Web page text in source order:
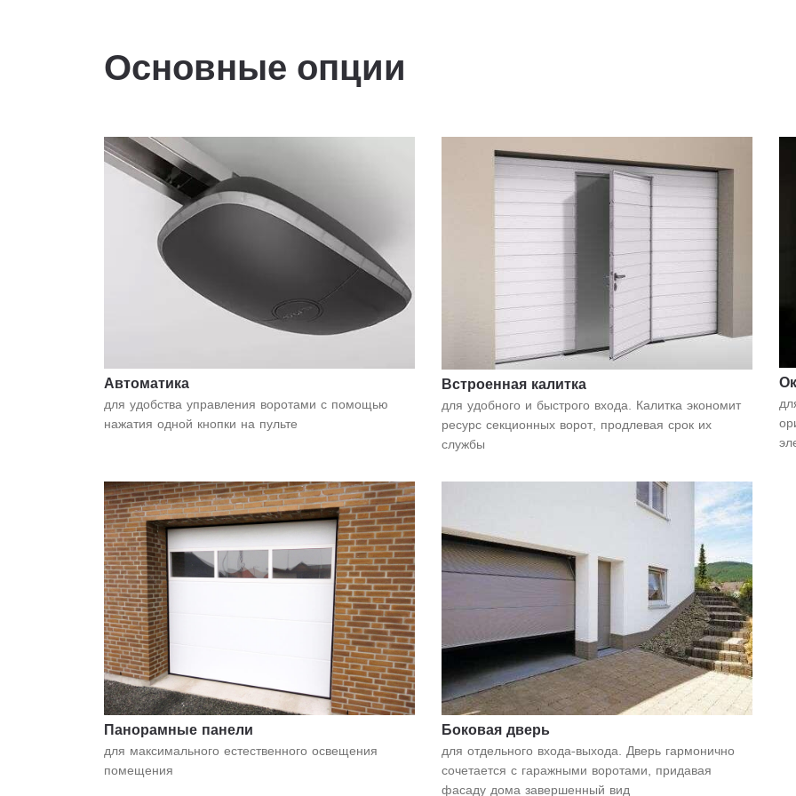
Основные опции
Автоматика
для удобства управления воротами с помощью
нажатия одной кнопки на пульте
Встроенная калитка
для удобного и быстрого входа. Калитка экономит
ресурс секционных ворот, продлевая срок их
службы
Панорамные панели
для максимального естественного освещения
помещения
Боковая дверь
для отдельного входа-выхода. Дверь гармонично
сочетается с гаражными воротами, придавая
фасаду дома завершенный вид